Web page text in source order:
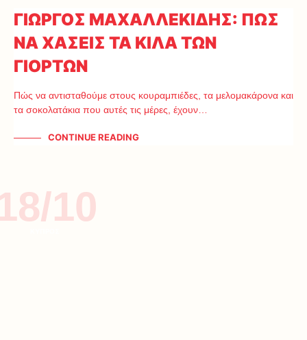
ΓΙΩΡΓΟΣ ΜΑΧΑΛΛΕΚΙΔΗΣ: ΠΩΣ
ΝΑ ΧΑΣΕΙΣ ΤΑ ΚΙΛΑ ΤΩΝ
ΓΙΟΡΤΩΝ
Πώς να αντισταθούμε στους κουραμπιέδες, τα μελομακάρονα και
τα σοκολατάκια που αυτές τις μέρες, έχουν…
CONTINUE READING
10